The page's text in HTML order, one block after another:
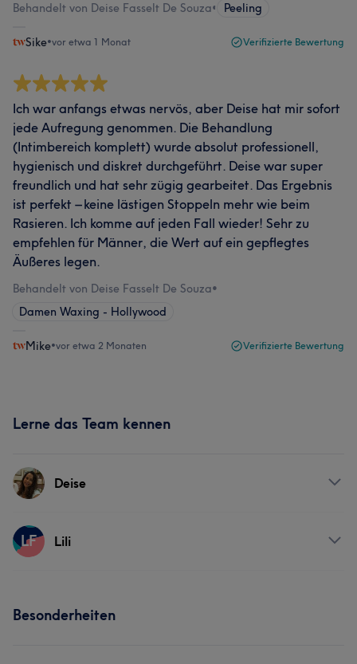
Behandelt von Deise Fasselt De Souza• Peeling
Sike•vor etwa 1 Monat Verifizierte Bewertung
Ich war anfangs etwas nervös, aber Deise hat mir sofort
jede Aufregung genommen. Die Behandlung
(Intimbereich komplett) wurde absolut professionell,
hygienisch und diskret durchgeführt. Deise war super
freundlich und hat sehr zügig gearbeitet. Das Ergebnis
ist perfekt – keine lästigen Stoppeln mehr wie beim
Rasieren. Ich komme auf jeden Fall wieder! Sehr zu
empfehlen für Männer, die Wert auf ein gepflegtes
Äußeres legen.
Behandelt von Deise Fasselt De Souza•
Damen Waxing - Hollywood
Mike•vor etwa 2 Monaten Verifizierte Bewertung
Lerne das Team kennen
Deise
Services
LF Lili
Besonderheiten